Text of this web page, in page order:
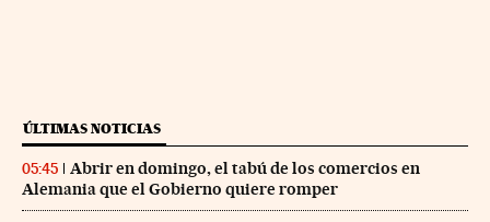
ÚLTIMAS NOTICIAS
05:45
Abrir en domingo, el tabú de los comercios en
Alemania que el Gobierno quiere romper